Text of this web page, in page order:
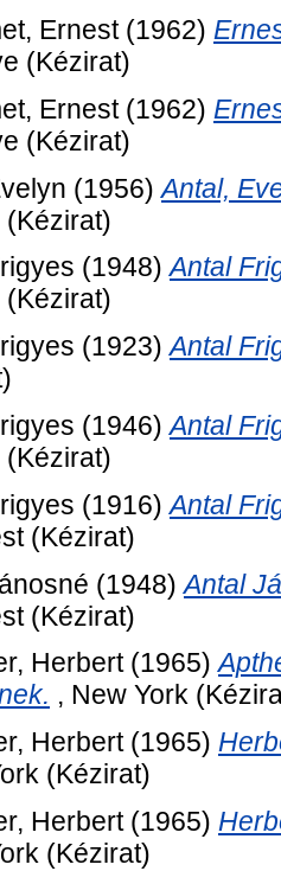
Ernest(1962)
(Kézirat)
Ernest(1962)
(Kézirat)
(1956)Antal,
(1948)Antal
(1923)Antal
(1946)Antal
(1916)Antal
(Kézirat)
(1948)Antal
(Kézirat)
Herbert(1965)
, New York
Herbert(1965)
(Kézirat)
Herbert(1965)
(Kézirat)